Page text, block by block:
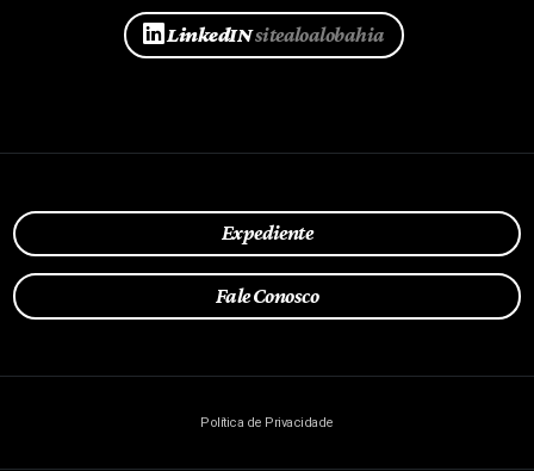
LinkedINsitealoalobahia
Expediente
Fale Conosco
Política de Privacidade